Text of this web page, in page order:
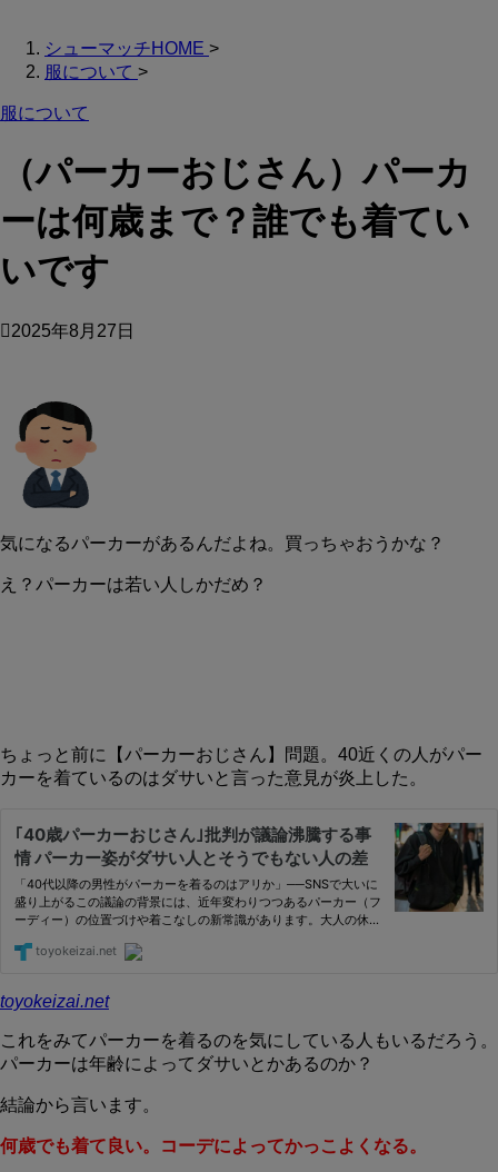
シューマッチHOME >
服について >
服について
（パーカーおじさん）パーカ
ーは何歳まで？誰でも着てい
いです
2025年8月27日
気になるパーカーがあるんだよね。買っちゃおうかな？
え？パーカーは若い人しかだめ？
ちょっと前に【パーカーおじさん】問題。40近くの人がパー
カーを着ているのはダサいと言った意見が炎上した。
toyokeizai.net
これをみてパーカーを着るのを気にしている人もいるだろう。
パーカーは年齢によってダサいとかあるのか？
結論から言います。
何歳でも着て良い。コーデによってかっこよくなる。